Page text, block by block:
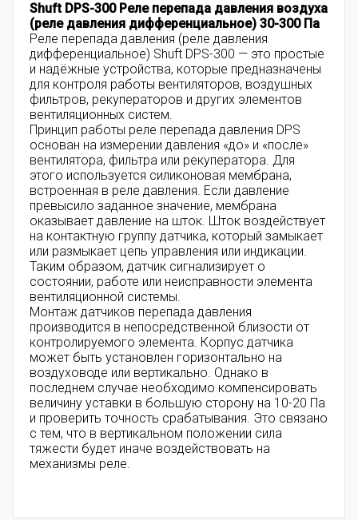
Shuft DPS-300 Реле перепада давления воздуха
(реле давления дифференциальное) 30-300 Па
Реле перепада давления (реле давления
дифференциальное) Shuft DPS-300 — это простые
и надёжные устройства, которые предназначены
для контроля работы вентиляторов, воздушных
фильтров, рекуператоров и других элементов
вентиляционных систем.
Принцип работы реле перепада давления DPS
основан на измерении давления «до» и «после»
вентилятора, фильтра или рекуператора. Для
этого используется силиконовая мембрана,
встроенная в реле давления. Если давление
превысило заданное значение, мембрана
оказывает давление на шток. Шток воздействует
на контактную группу датчика, который замыкает
или размыкает цепь управления или индикации.
Таким образом, датчик сигнализирует о
состоянии, работе или неисправности элемента
вентиляционной системы.
Монтаж датчиков перепада давления
производится в непосредственной близости от
контролируемого элемента. Корпус датчика
может быть установлен горизонтально на
воздуховоде или вертикально. Однако в
последнем случае необходимо компенсировать
величину уставки в большую сторону на 10-20 Па
и проверить точность срабатывания. Это связано
с тем, что в вертикальном положении сила
тяжести будет иначе воздействовать на
механизмы реле.